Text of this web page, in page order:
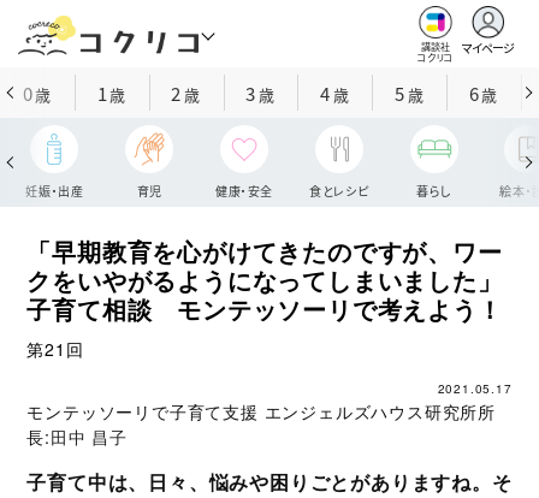
講談社
コクリコ
マイページ
0歳 1歳 2 歳 3歳 4歳 5歳 6歳
妊娠・出産 育児 健康・安全 食とレシピ 暮らし 絵本・
「早期教育を心がけてきたのですが、ワー
クをいやがるようになってしまいました」
子育て相談 モンテッソーリで考えよう！
第21回
2021.05.17
モンテッソーリで子育て支援 エンジェルズハウス研究所所
長:田中 昌子
子育て中は、日々、悩みや困りごとがありますね。そ